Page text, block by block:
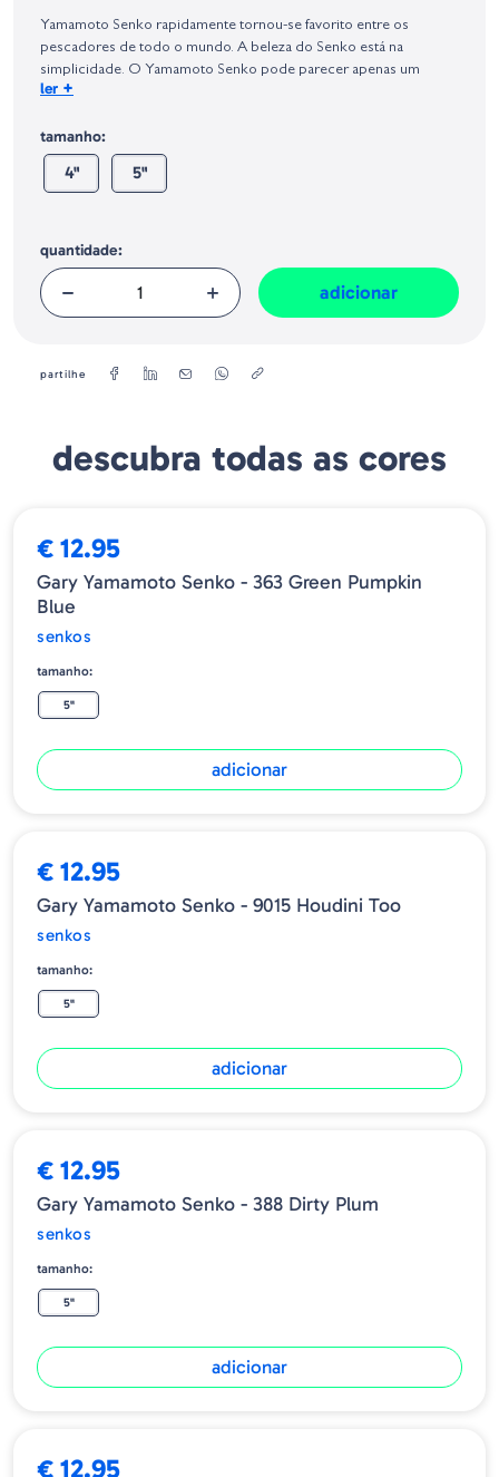
Geral sobre a Segurança dos Produtos (GPSR):
Yamamoto Senko rapidamente tornou-se favorito entre os
pescadores de todo o mundo. A beleza do Senko está na
simplicidade. O Yamamoto Senko pode parecer apenas um
verme plástico grosso e redondo, mas a taxa de queda criada a
peixes loucos.
ler +
tamanho:
4" 5"
quantidade:
adicionar
partilhe
descubra todas as cores
€ 12.95
Gary Yamamoto Senko - 363 Green Pumpkin
Blue
senkos
tamanho:
5"
adicionar
€ 12.95
Gary Yamamoto Senko - 9015 Houdini Too
senkos
tamanho:
5"
adicionar
€ 12.95
Gary Yamamoto Senko - 388 Dirty Plum
senkos
tamanho:
5"
adicionar
€ 12.95